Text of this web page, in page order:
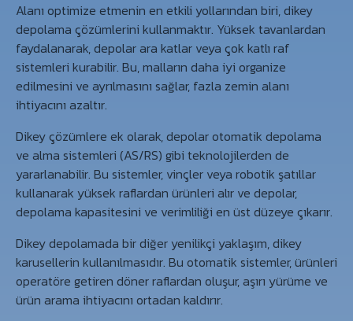
Alanı optimize etmenin en etkili yollarından biri, dikey
depolama çözümlerini kullanmaktır. Yüksek tavanlardan
faydalanarak, depolar ara katlar veya çok katlı raf
sistemleri kurabilir. Bu, malların daha iyi organize
edilmesini ve ayrılmasını sağlar, fazla zemin alanı
ihtiyacını azaltır.
Dikey çözümlere ek olarak, depolar otomatik depolama
ve alma sistemleri (AS/RS) gibi teknolojilerden de
yararlanabilir. Bu sistemler, vinçler veya robotik şatıllar
kullanarak yüksek raflardan ürünleri alır ve depolar,
depolama kapasitesini ve verimliliği en üst düzeye çıkarır.
Dikey depolamada bir diğer yenilikçi yaklaşım, dikey
karusellerin kullanılmasıdır. Bu otomatik sistemler, ürünleri
operatöre getiren döner raflardan oluşur, aşırı yürüme ve
ürün arama ihtiyacını ortadan kaldırır.